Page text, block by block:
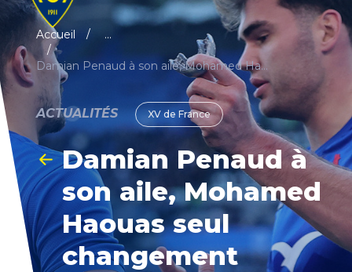
RECHERCHER
Accueil ...
Damian Penaud à son aile, Mohamed Haouas seul changement
ACTUALITÉS XV de France
Damian Penaud à
son aile, Mohamed
Haouas seul
changement